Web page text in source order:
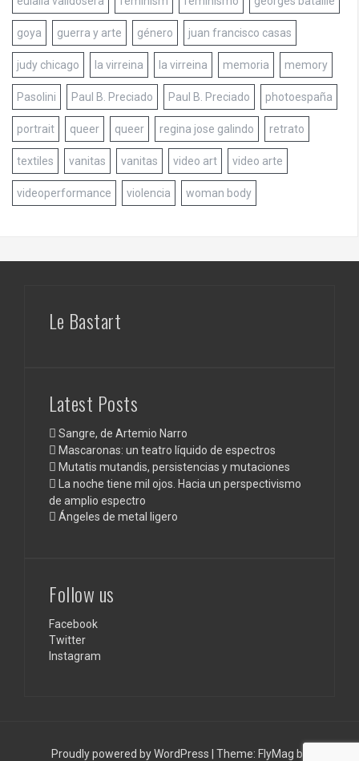
goya guerra y arte género juan francisco casas
judy chicago la virreina la virreina memoria memory
Pasolini Paul B. Preciado Paul B. Preciado photoespaña
portrait queer queer regina jose galindo retrato
textiles vanitas vanitas video art video arte
videoperformance violencia woman body
Le Bastart
Latest Posts
Sangre, de Artemio Narro
Mascaronas: un teatro líquido de espectros
Mutatis mutandis, persistencias y mutaciones
La noche tiene mil ojos. Hacia un perspectivismo
de amplio espectro
Ángeles de metal ligero
Follow us
Facebook
Twitter
Instagram
Proudly powered by WordPress Theme: FlyMag by